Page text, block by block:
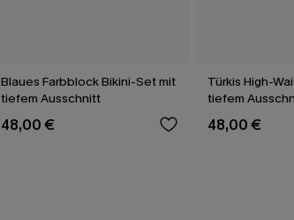
Blaues Farbblock Bikini-Set mit
tiefem Ausschnitt
48,00 €
Türkis High-
tiefem
48,00 €